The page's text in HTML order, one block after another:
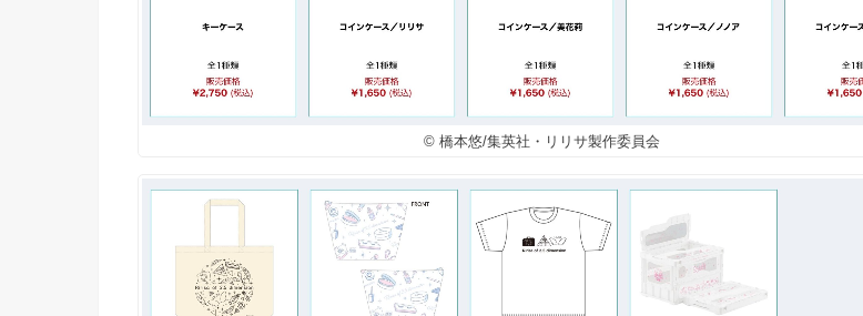
© 橋本悠/集英社・リリサ製作委員会